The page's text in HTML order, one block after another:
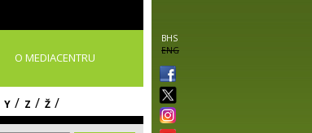
BHS
ENG
O MEDIACENTRU
Y / Z / Ž /